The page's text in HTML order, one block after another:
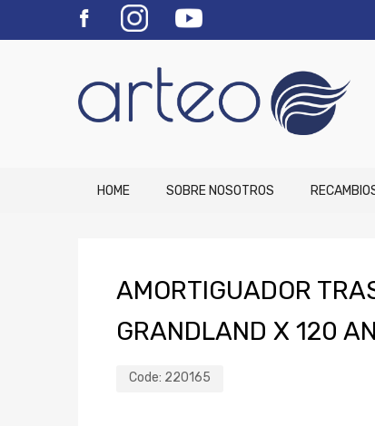
HOME SOBRE NOSOTROS
AMORTIGUADOR
GRANDLAND X 120
Code: 220165